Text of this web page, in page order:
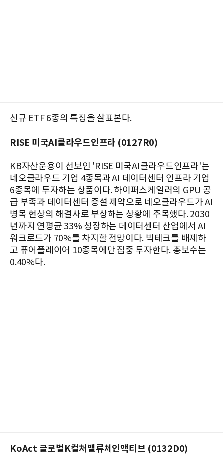
신규 ETF 6종의 특징을 살표본다.
RISE 미국AI클라우드인프라 (0127R0)
KB자산운용이 선보인 'RISE 미국AI클라우드인프라'는
네오클라우드 기업 4종목과 AI 데이터센터 인프라 기업
6종목에 투자하는 상품이다. 하이퍼스케일러의 GPU 공
급 부족과 데이터센터 증설 제약으로 네오클라우드가 AI
병목 현상의 해결사로 부상하는 상황에 주목했다. 2030
년까지 연평균 33% 성장하는 데이터센터 산업에서 AI
워크로드가 70%를 차지할 전망이다. 빅테크를 배제하
고 퓨어플레이어 10종목에만 집중 투자한다. 총보수는
0.40%다.
KoAct 글로벌K컬처밸류체인액티브 (0132D0)